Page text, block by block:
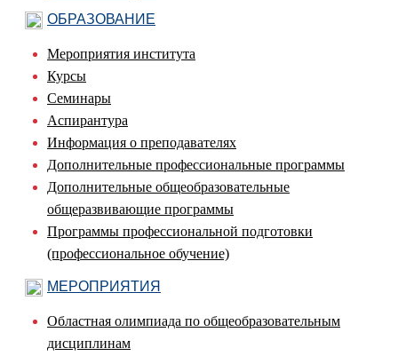
ОБРАЗОВАНИЕ
Мероприятия института
Курсы
Семинары
Аспирантура
Информация о преподавателях
Дополнительные профессиональные программы
Дополнительные общеобразовательные
общеразвивающие программы
Программы профессиональной подготовки
(профессиональное обучение)
МЕРОПРИЯТИЯ
Областная олимпиада по общеобразовательным
дисциплинам